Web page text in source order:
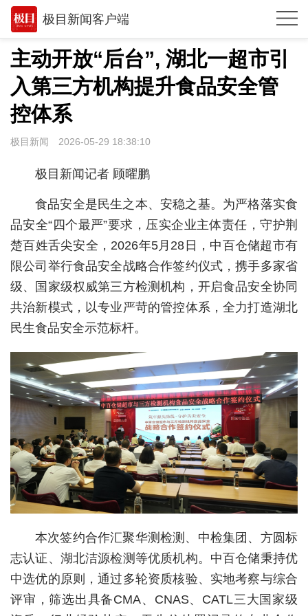
极目新闻客户端
推荐
观点
时政
湖北
环球
专题
极客圈
经济
城建
科教
健康
悠游
相亲
汽车
房产
消费
创意
文化
主动开放“后台”, 湖北一超市引
入第三方机构提升食品安全管
控体系
极目新闻 2026-05-29 18:38:10
极目新闻记者 顾曜鹏
食品安全是民生之本、安稳之基。为严格落实食
品安全“四个最严”要求，压实企业主体责任，守护荆
楚百姓舌尖安全，2026年5月28日，中百仓储超市有
限公司举行食品安全战略合作签约仪式，携手多家省
级、国家级权威第三方检测机构，开启食品安全协同
共治新模式，以专业严苛的管控体系，全力打造湖北
民生食品安全示范标杆。
本次签约合作汇聚华测检测、中检集团、方圆标
志认证、湖北洁源检测等优质机构。中百仓储秉持优
中选优的原则，通过多轮资质核验、实地考察与综合
评审，筛选出具备CMA、CNAS、CATL三大国家级